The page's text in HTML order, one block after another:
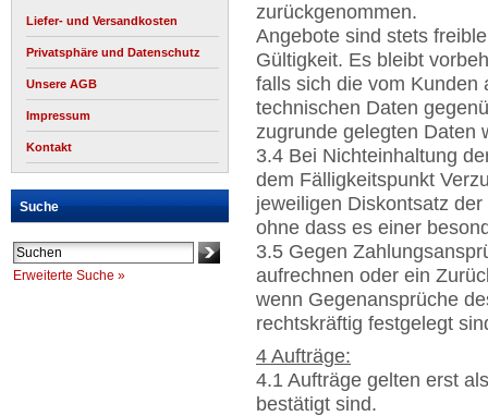
Liefer- und Versandkosten
Privatsphäre und Datenschutz
Unsere AGB
Impressum
Kontakt
Suche
Erweiterte Suche »
zurückgenommen.
Angebote sind stets
Gültigkeit. Es bleibt
falls sich die vom Kunden
technischen Daten
zugrunde gelegten Daten
3.4 Bei Nichteinhaltung
dem Fälligkeitspunkt
jeweiligen Diskontsatz
ohne dass es einer
3.5 Gegen
aufrechnen oder ein
wenn Gegenansprüche
rechtskräftig festgelegt
4 Aufträge:
4.1 Aufträge gelten erst
bestätigt sind.